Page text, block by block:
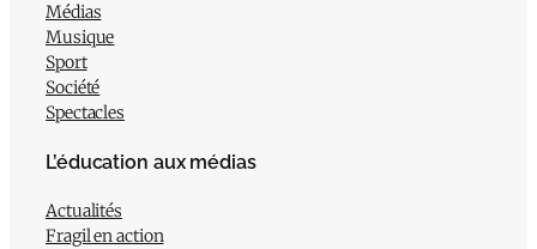
Médias
Musique
Sport
Société
Spectacles
L’éducation aux médias
Actualités
Fragil en action